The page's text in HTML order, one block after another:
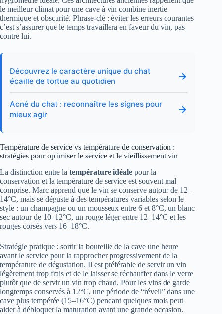
le meilleur climat pour une cave à vin combine inertie
thermique et obscurité. Phrase-clé : éviter les erreurs courantes
c’est s’assurer que le temps travaillera en faveur du vin, pas
contre lui.
Découvrez le caractère unique du chat
écaille de tortue au quotidien
→
Acné du chat : reconnaître les signes pour
mieux agir
→
Température de service vs température de conservation :
stratégies pour optimiser le service et le vieillissement vin
La distinction entre la température idéale pour la
conservation et la température de service est souvent mal
comprise. Marc apprend que le vin se conserve autour de 12–
14°C, mais se déguste à des températures variables selon le
style : un champagne ou un mousseux entre 6 et 8°C, un blanc
sec autour de 10–12°C, un rouge léger entre 12–14°C et les
rouges corsés vers 16–18°C.
Stratégie pratique : sortir la bouteille de la cave une heure
avant le service pour la rapprocher progressivement de la
température de dégustation. Il est préférable de servir un vin
légèrement trop frais et de le laisser se réchauffer dans le verre
plutôt que de servir un vin trop chaud. Pour les vins de garde
longtemps conservés à 12°C, une période de “réveil” dans une
cave plus tempérée (15–16°C) pendant quelques mois peut
aider à débloquer la maturation avant une grande occasion.